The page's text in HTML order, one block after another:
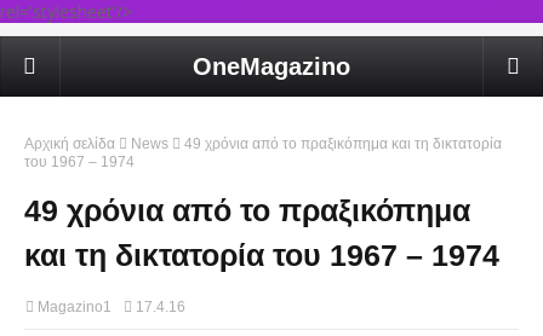
rel='stylesheet'/>
OneMagazino
Αρχική σελίδα News
49 χρόνια από το πραξικόπημα και τη δικτατορία
του 1967 – 1974
49 χρόνια από το πραξικόπημα
και τη δικτατορία του 1967 – 1974
Magazino1 17.4.16